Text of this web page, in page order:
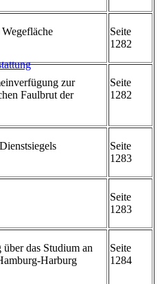
Seite
1282
zur
Faulbrut der
Seite
1282
Seite
1283
Seite
1283
das Studium an
Harburg
Seite
1284